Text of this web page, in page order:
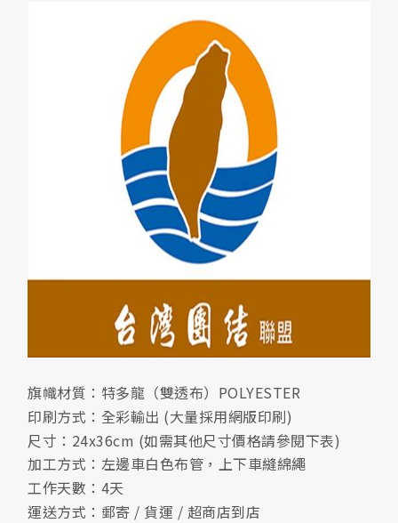
旗幟材質：特多龍（雙透布）POLYESTER
印刷方式：全彩輸出 (大量採用網版印刷)
尺寸：24x36cm (如需其他尺寸價格請參閱下表)
加工方式：左邊車白色布管，上下車縫綿繩
工作天數：4天
運送方式：郵寄 / 貨運 / 超商店到店